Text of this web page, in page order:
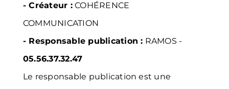
- Créateur : COHÉRENCE
COMMUNICATION
- Responsable publication : RAMOS -
05.56.37.32.47
Le responsable publication est une